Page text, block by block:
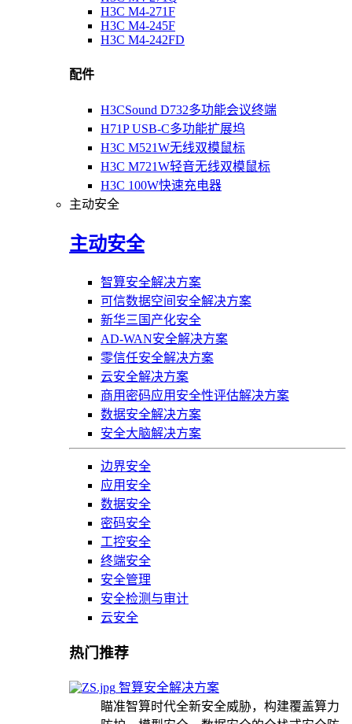
H3C M4-271F
H3C M4-245F
H3C M4-242FD
配件
H3CSound D732多功能会议终端
H71P USB-C多功能扩展坞
H3C M521W无线双模鼠标
H3C M721W轻音无线双模鼠标
H3C 100W快速充电器
主动安全
主动安全
智算安全解决方案
可信数据空间安全解决方案
新华三国产化安全
AD-WAN安全解决方案
零信任安全解决方案
云安全解决方案
商用密码应用安全性评估解决方案
数据安全解决方案
安全大脑解决方案
边界安全
应用安全
数据安全
密码安全
工控安全
终端安全
安全管理
安全检测与审计
云安全
热门推荐
智算安全解决方案
瞄准智算时代全新安全威胁，构建覆盖算力